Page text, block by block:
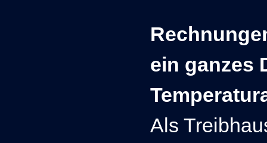
ein ganzes
Als